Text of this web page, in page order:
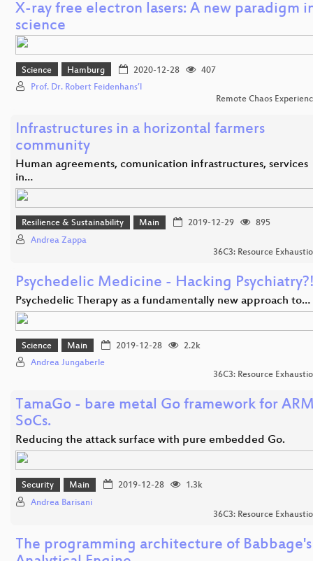
X-ray free electron lasers: A new paradigm
science
Science Hamburg 2020-12-28
407
Prof. Dr. Robert Feidenhans’l
Remote Chaos
Infrastructures in a horizontal farmers
community
Human agreements, comunication infrastructures, services
in…
Resilience & Sustainability Main 2019-12-29
895
Andrea Zappa
36C3: Resource
Psychedelic Medicine - Hacking
Psychedelic Therapy as a fundamentally new approach to…
Science Main 2019-12-28
2.2k
Andrea Jungaberle
36C3: Resource
TamaGo - bare metal Go framework for
SoCs.
Reducing the attack surface with pure embedded Go.
Security Main 2019-12-28
1.3k
Andrea Barisani
36C3: Resource
The programming architecture of Babbage's